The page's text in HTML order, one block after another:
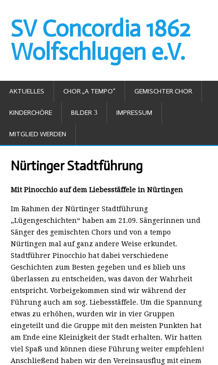
SV Concordia 1862
Wolfschlugen e.V.
AKTUELLES CHOR „A TEMPO“ GEMISCHTER CHOR
KINDERCHÖRE BILDER IMPRESSUM
MITGLIED WERDEN
Nürtinger Stadtführung
Mit Pinocchio auf dem Liebesstäffele in Nürtingen
Im Rahmen der Nürtinger Stadtführung
„Lügengeschichten“ haben am 21.09. Sängerinnen und
Sänger des gemischten Chors und von a tempo
Nürtingen mal auf ganz andere Weise erkundet.
Stadtführer Pinocchio hat dabei verschiedene
Geschichten zum Besten gegeben und es blieb uns
überlassen zu entscheiden, was davon der Wahrheit
entspricht. Vorbeigekommen sind wir während der
Führung auch am sog. Liebesstäffele. Um die Spannung
etwas zu erhöhen, wurden wir in vier Gruppen
eingeteilt und die Gruppe mit den meisten Punkten hat
am Ende eine Kleinigkeit der Stadt erhalten. Wir hatten
viel Spaß und können diese Führung weiter empfehlen!
Anschließend haben wir den Vereinsausflug mit einem